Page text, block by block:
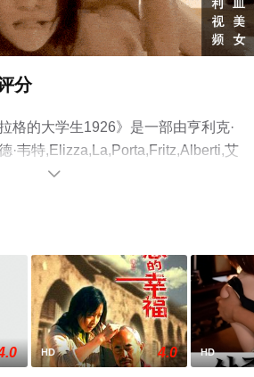
分
格的大学生1926》是一部由亨利克·
·韦特,Elizza,La,Porta,Fritz,Alberti,艾
南德·冯·阿尔滕,维尔纳·克劳
无删减完整版电影大全就来星辰影

HD 4.0 HD